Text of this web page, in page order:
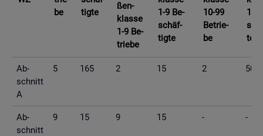
be
tig­te
ßen­
klas­se
1-9 Be­
trie­be
1-9 Be­
schäf­
tig­te
10-99
Be­trie­
be
10-
te
Ab­
schnitt
A
5 165 2 15 2 50
Ab­
schnitt
9 15 9 15 - -